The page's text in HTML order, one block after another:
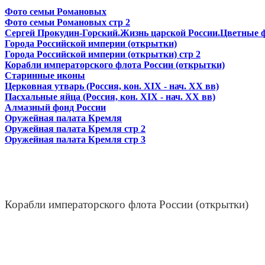
Фото семьи Романовых
Фото семьи Романовых стр 2
Сергей Прокудин-Горский.Жизнь царской России.Цветные
Города Российской империи (открытки)
Города Российской империи (открытки) стр 2
Корабли императорского флота России (открытки)
Старинные иконы
Церковная утварь (Россия, кон. XIX - нач. XX вв)
Пасхальные яйца (Россия, кон. XIX - нач. XX вв)
Алмазный фонд России
Оружейная палата Кремля
Оружейная палата Кремля стр 2
Оружейная палата Кремля стр 3
Корабли императорского флота России (открытки)